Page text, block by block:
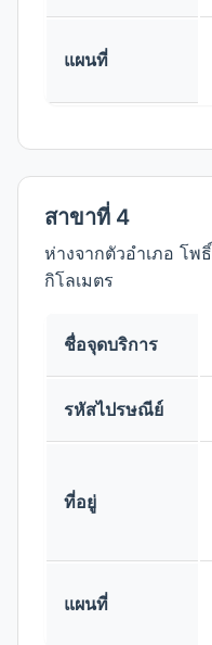
แผนที่
สาขาที่ 4
ห่างจากตัวอำเภอ โ
กิโลเมตร
ชื่อจุดบริการ
รหัสไปรษณีย์
ที่อยู่
แผนที่